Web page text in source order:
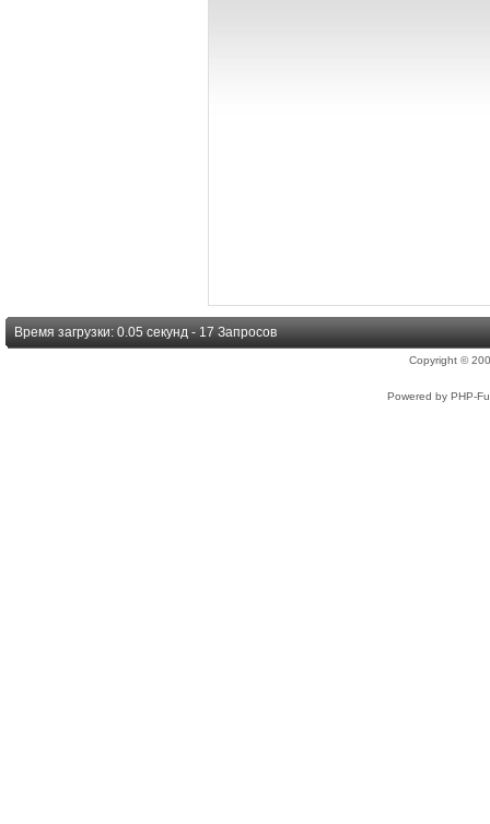
Время загрузки: 0.05 секунд - 17 Запросов
Copyright ©
Powered by PHP-